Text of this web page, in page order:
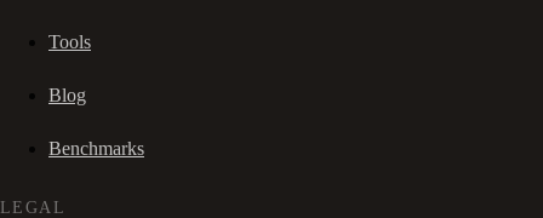
Tools
Blog
Benchmarks
LEGAL